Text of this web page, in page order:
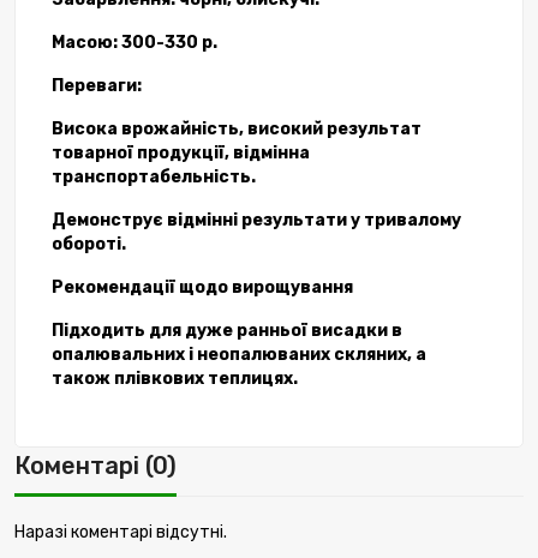
Масою: 300-330 р.
Переваги:
Висока врожайність, високий результат
товарної продукції, відмінна
транспортабельність.
Демонструє відмінні результати у тривалому
обороті.
Рекомендації щодо вирощування
Підходить для дуже ранньої висадки в
опалювальних і неопалюваних скляних, а
також плівкових теплицях.
Коментарі (0)
Наразі коментарі відсутні.